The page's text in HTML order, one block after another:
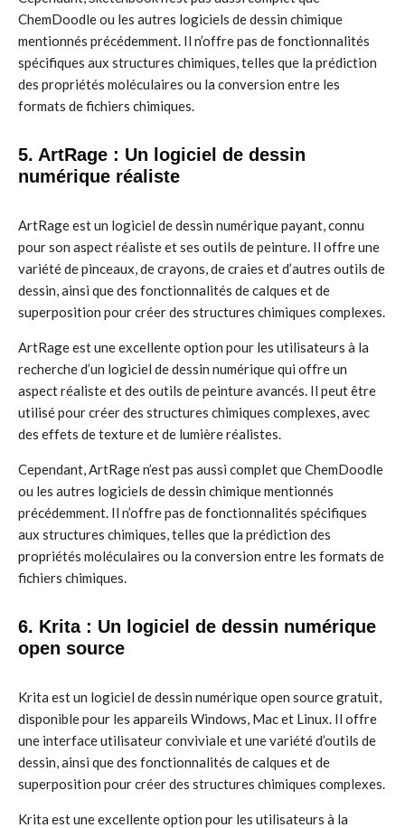
ChemDoodle ou les autres logiciels de dessin chimique
mentionnés précédemment. Il n’offre pas de fonctionnalités
spécifiques aux structures chimiques, telles que la prédiction
des propriétés moléculaires ou la conversion entre les
formats de fichiers chimiques.
5. ArtRage : Un logiciel de dessin
numérique réaliste
ArtRage est un logiciel de dessin numérique payant, connu
pour son aspect réaliste et ses outils de peinture. Il offre une
variété de pinceaux, de crayons, de craies et d’autres outils de
dessin, ainsi que des fonctionnalités de calques et de
superposition pour créer des structures chimiques complexes.
ArtRage est une excellente option pour les utilisateurs à la
recherche d’un logiciel de dessin numérique qui offre un
aspect réaliste et des outils de peinture avancés. Il peut être
utilisé pour créer des structures chimiques complexes, avec
des effets de texture et de lumière réalistes.
Cependant, ArtRage n’est pas aussi complet que ChemDoodle
ou les autres logiciels de dessin chimique mentionnés
précédemment. Il n’offre pas de fonctionnalités spécifiques
aux structures chimiques, telles que la prédiction des
propriétés moléculaires ou la conversion entre les formats de
fichiers chimiques.
6. Krita : Un logiciel de dessin numérique
open source
Krita est un logiciel de dessin numérique open source gratuit,
disponible pour les appareils Windows, Mac et Linux. Il offre
une interface utilisateur conviviale et une variété d’outils de
dessin, ainsi que des fonctionnalités de calques et de
superposition pour créer des structures chimiques complexes.
Krita est une excellente option pour les utilisateurs à la